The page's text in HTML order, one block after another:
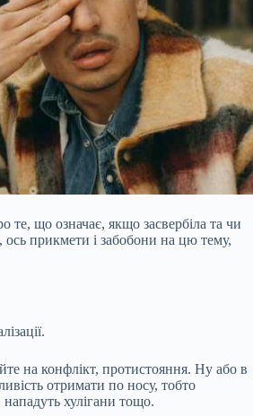
те, що означає, якщо засвербіла та чи
ось прикмети і забобони на цю тему,
на конфлікт, протистояння. Ну або в
отримати по носу, тобто
хулігани тощо.